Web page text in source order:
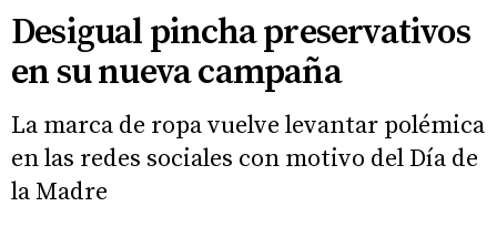
Desigual pincha preservativos
en su nueva campaña
La marca de ropa vuelve levantar polémica
en las redes sociales con motivo del Día de
la Madre